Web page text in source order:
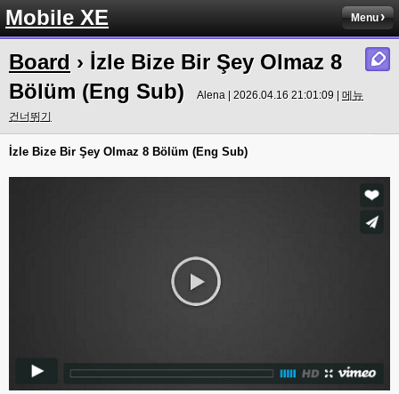
Mobile XE Menu
Board › İzle Bize Bir Şey Olmaz 8
Bölüm (Eng Sub)
Alena | 2026.04.16 21:01:09 | 메뉴
건너뛰기
İzle Bize Bir Şey Olmaz 8 Bölüm (Eng Sub)